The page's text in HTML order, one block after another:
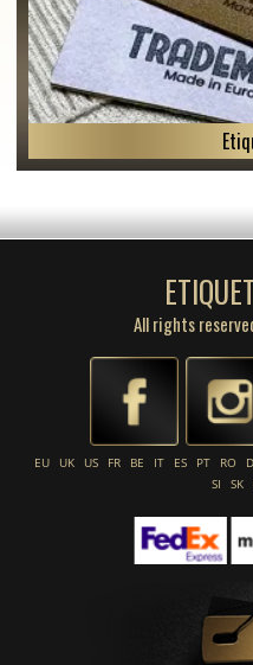
All rights
EU UK US FR BE IT ES PT RO
SI
SK